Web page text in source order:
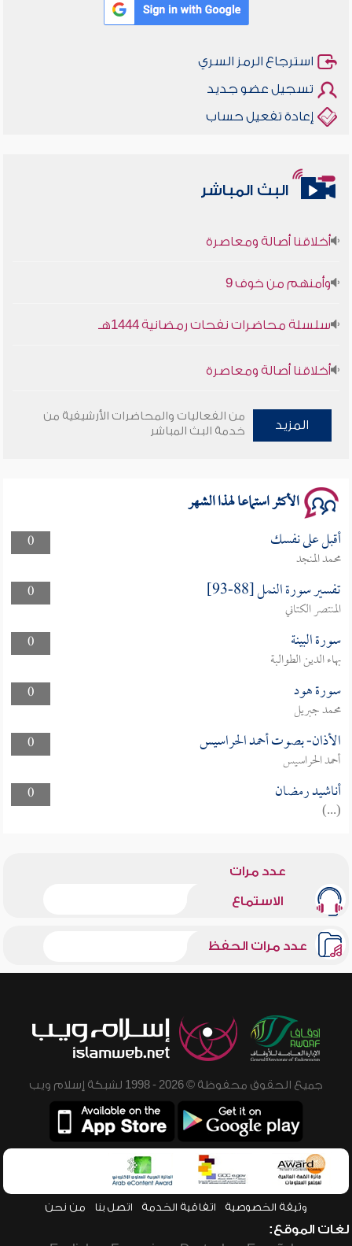
استرجاع الرمز السري
تسجيل عضو جديد
إعادة تفعيل حساب
البث المباشر
سلسلة محاضرات نفحات رمضانية 1444هـ
المزيد
من الفعاليات والمحاضرات الأرشيفية من
خدمة البث المباشر
الأكثر استماعا لهذا الشهر
0 أقبل على نفسك
محمد المنجد
0
تفسير سورة النمل [88-93]
المنتصر الكتاني
0
سورة البينة
بهاء الدين الطوالبة
0
سورة هود
محمد جبريل
0
الأذان- بصوت أحمد الحراسيس
أحمد الحراسيس
0
أناشيد رمضان
(...)
عدد مرات
الاستماع
عدد مرات الحفظ
جميع الحقوق محفوظة © 2026 - 1998 لشبكة إسلام ويب
وثيقة الخصوصية اتفاقية الخدمة اتصل بنا من نحن
لغات الموقع: